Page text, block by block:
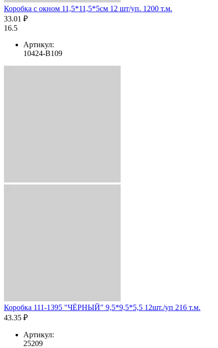
Коробка с окном 11,5*11,5*5см 12 шт/уп. 1200 т.м.
33.01 ₽
16.5
Артикул:
10424-B109
Коробка 111-1395 "ЧЁРНЫЙ" 9,5*9,5*5,5 12шт./уп 216 т.м.
43.35 ₽
Артикул:
25209